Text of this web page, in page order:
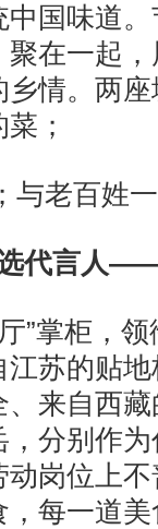
国味道
在一起
情。两
；
与老百姓
代言人
”掌柜，
苏的贴
来自西
分别作
岗位上
每一道